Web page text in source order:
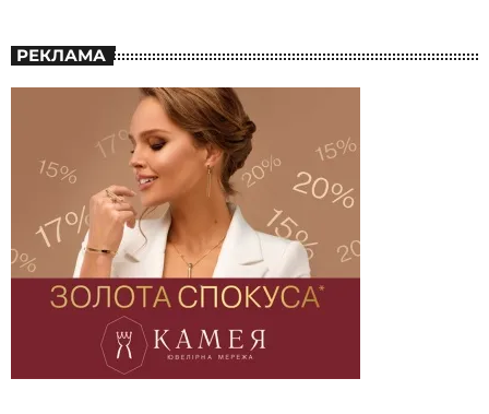
РЕКЛАМА